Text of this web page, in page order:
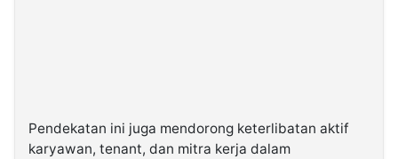
Pendekatan ini juga mendorong keterlibatan aktif
karyawan, tenant, dan mitra kerja dalam